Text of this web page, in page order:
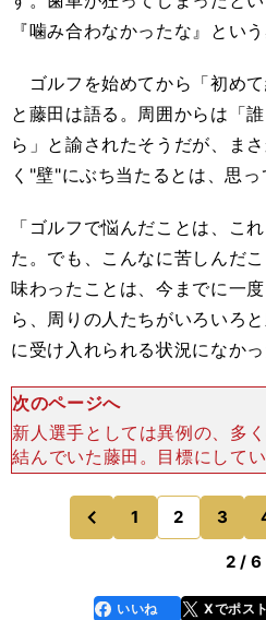
『噛み合わなかったな』という
ゴルフを始めてから「初めて
と藤田は語る。周囲からは「
ら」と諭されたそうだが、ま
く"壁"にぶち当たるとは、思っ
「ゴルフで悩んだことは、こ
た。でも、こんなに苦しんだ
味わったことは、今までに一
ら、周りの人たちがいろいろ
に受け入れられる状況になか
次のページへ
新人選手としては異例の、多
結んでいた藤田。目標にして
ったことも、反省材料となっ
子オープン（４月11日～13日
ワールドレ
前
のページへ
1 2 3
2 / 6
faceboo
k
いいね Xでポス